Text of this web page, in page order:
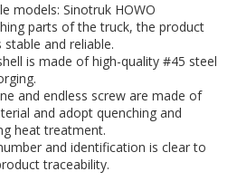
models: Sinotruk HOWO
parts of the truck, the product
stable and reliable.
is made of high-quality #45 steel
and endless screw are made of
and adopt quenching and
heat treatment.
and identification is clear to
traceability.